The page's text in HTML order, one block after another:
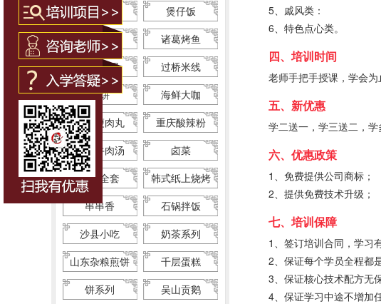
煲仔饭
甜品系列
诸葛烤鱼
包子馒头
过桥米线
锡纸花甲
海鲜大咖
月饼
重庆酸辣粉
温州瘦肉丸
卤菜
淮南牛肉汤
韩式纸上烧烤
烧烤全套
石锅拌饭
串串香
奶茶系列
沙县小吃
千层蛋糕
山东杂粮煎饼
吴山贡鹅
饼系列
5、戚风类：
6、特色点心类。
四、培训时间
老师手把手授课，学会
五、新优惠
学二送一，学三送二，
六、优惠政策
1、免费提供公司商标；
2、提供免费技术升级；
七、培训保障
1、签订培训合同，学习
2、保证每个学员全程都
3、保证核心技术配方无
4、保证学习中途不增加